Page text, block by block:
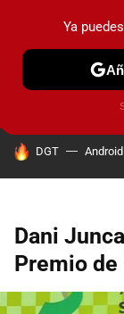
PRUEBAS
HOY SE HABLA
DGT
Dani
Premio de
Ya